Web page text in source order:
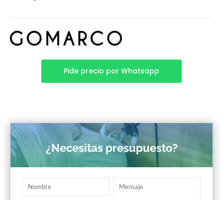
Pide precio por Whatsapp
¿Necesitas presupuesto?